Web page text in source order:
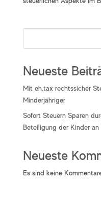
Neueste
Mit eh.tax rechtssicher
Minderjähriger
Sofort Steuern Sparen
Beteiligung der Kinder an
Neueste
Es sind keine